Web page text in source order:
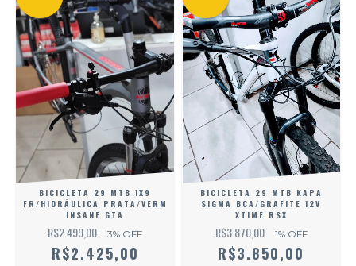
BICICLETA 29 MTB 1X9
FR/HIDRÁULICA PRATA/VERM
INSANE GTA
R$2.499,00 3% OFF
R$2.425,00
BICICLETA 29 MTB KAPA
SIGMA BCA/GRAFITE 12V
XTIME RSX
R$3.870,00 1% OFF
R$3.850,00